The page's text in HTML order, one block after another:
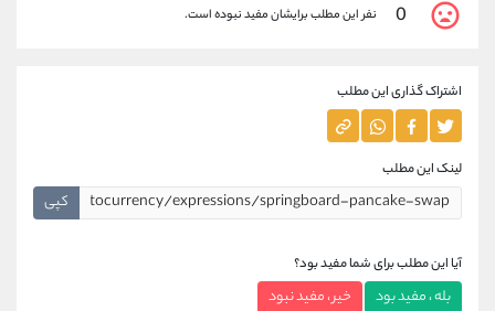
0 نفر این مطلب برایشان مفید نبوده است.
اشتراک گذاری این مطلب
لینک این مطلب
کپی
آیا این مطلب برای شما مفید بود؟
بله ، مفید بود خیر ، مفید نبود